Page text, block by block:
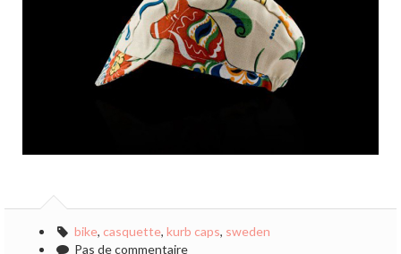
bike, casquette, kurb caps, sweden
Pas de commentaire